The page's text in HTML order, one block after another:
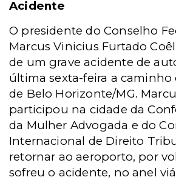
Acidente
O presidente do Conselho
Marcus Vinicius Furtado
de um grave acidente de
última sexta-feira a caminho
de Belo Horizonte/MG.
participou na cidade da
da Mulher Advogada e do
Internacional de Direito
retornar ao aeroporto, por
sofreu o acidente, no anel